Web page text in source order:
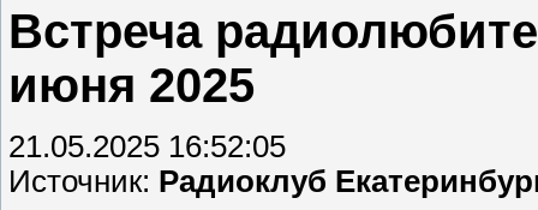
Встреча
июня 2025
21.05.2025 16:52:05
Источник: Радиоклуб